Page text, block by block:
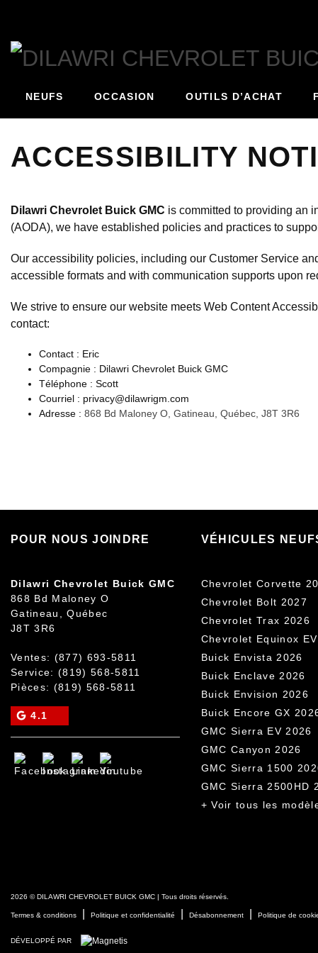
NEUFS OCCASION OUTILS D’ACHAT
ACCESSIBILITY
Dilawri Chevrolet Buick GMC is committed to providing an
(AODA), we have established policies and practices to
Our accessibility policies, including our Customer Service
accessible formats and with communication supports upon
We strive to ensure our website meets Web Content
contact:
Contact : Eric
Compagnie : Dilawri Chevrolet Buick GMC
Téléphone : Scott
Courriel : privacy@dilawrigm.com
Adresse : 868 Bd Maloney O, Gatineau, Québec, J8T 3R6
POUR NOUS JOINDRE
Dilawri Chevrolet Buick GMC
868 Bd Maloney O
Gatineau ,Québec
J8T 3R6
Ventes: (877) 693-5811
Service: (819) 568-5811
Pièces: (819) 568-5811
4.1
VÉHICULES
Chevrolet Corvette
Chevrolet Bolt 2027
Chevrolet Trax 2026
Chevrolet Equinox
Buick Envista 2026
Buick Enclave 2026
Buick Envision 2026
Buick Encore GX
GMC Sierra EV 2026
GMC Canyon 2026
GMC Sierra 1500
GMC Sierra 2500HD
+ Voir tous les
2026 © DILAWRI CHEVROLET BUICK GMC | Tous droits réservés.
Termes & conditions Politique et confidentialité Désabonnement Politique de
DÉVELOPPÉ PAR